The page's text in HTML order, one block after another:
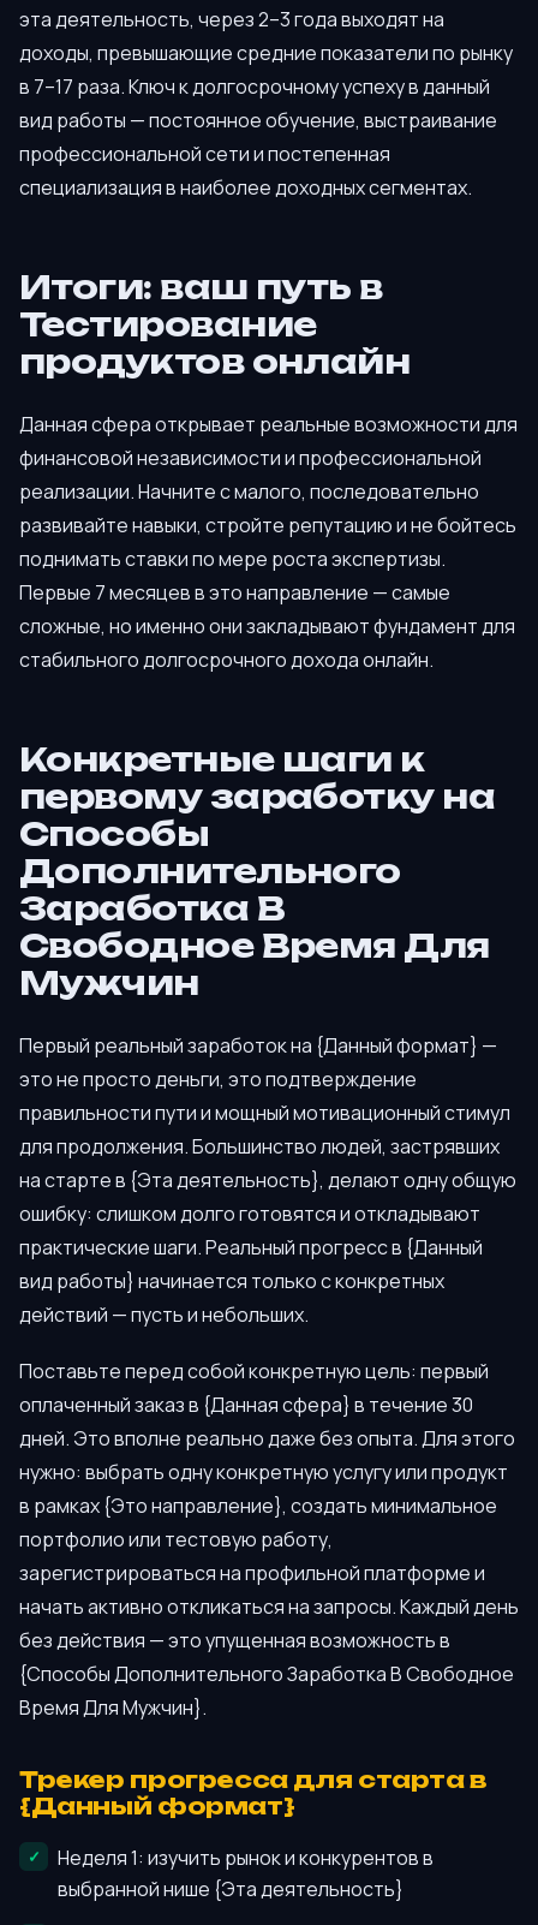
эта деятельность, через 2–3 года выходят на
доходы, превышающие средние показатели по рынку
в 7–17 раза. Ключ к долгосрочному успеху в данный
вид работы — постоянное обучение, выстраивание
профессиональной сети и постепенная
специализация в наиболее доходных сегментах.
Итоги: ваш путь в
Тестирование
продуктов онлайн
Данная сфера открывает реальные возможности для
финансовой независимости и профессиональной
реализации. Начните с малого, последовательно
развивайте навыки, стройте репутацию и не бойтесь
поднимать ставки по мере роста экспертизы.
Первые 7 месяцев в это направление — самые
сложные, но именно они закладывают фундамент для
стабильного долгосрочного дохода онлайн.
Конкретные шаги к
первому заработку на
Способы
Дополнительного
Заработка В
Свободное Время Для
Мужчин
Первый реальный заработок на {Данный формат} —
это не просто деньги, это подтверждение
правильности пути и мощный мотивационный стимул
для продолжения. Большинство людей, застрявших
на старте в {Эта деятельность}, делают одну общую
ошибку: слишком долго готовятся и откладывают
практические шаги. Реальный прогресс в {Данный
вид работы} начинается только с конкретных
действий — пусть и небольших.
Поставьте перед собой конкретную цель: первый
оплаченный заказ в {Данная сфера} в течение 30
дней. Это вполне реально даже без опыта. Для этого
нужно: выбрать одну конкретную услугу или продукт
в рамках {Это направление}, создать минимальное
портфолио или тестовую работу,
зарегистрироваться на профильной платформе и
начать активно откликаться на запросы. Каждый день
без действия — это упущенная возможность в
{Способы Дополнительного Заработка В Свободное
Время Для Мужчин}.
Трекер прогресса для старта в
{Данный формат}
Неделя 1: изучить рынок и конкурентов в
выбранной нише {Эта деятельность}